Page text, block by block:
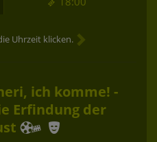
Uhrzeit klicken.
ich komme! -
Erfindung der